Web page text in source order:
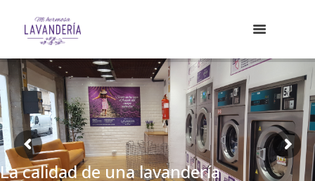
Siente el frescor del campo